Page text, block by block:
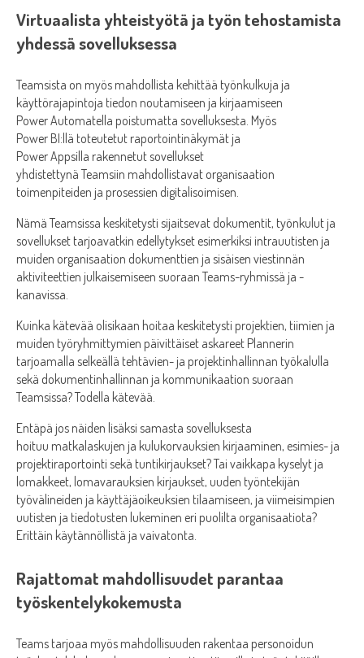
Virtuaalista yhteistyötä ja työn tehostamista
yhdessä sovelluksessa
Teamsista on myös mahdollista kehittää työnkulkuja ja
käyttörajapintoja tiedon noutamiseen ja kirjaamiseen
Power Automatella poistumatta sovelluksesta. Myös
Power BI:llä toteutetut raportointinäkymät ja
Power Appsilla rakennetut sovellukset
yhdistettynä Teamsiin mahdollistavat organisaation
toimenpiteiden ja prosessien digitalisoimisen.
Nämä Teamsissa keskitetysti sijaitsevat dokumentit, työnkulut ja
sovellukset tarjoavatkin edellytykset esimerkiksi intrauutisten ja
muiden organisaation dokumenttien ja sisäisen viestinnän
aktiviteettien julkaisemiseen suoraan Teams-ryhmissä ja -
kanavissa.
Kuinka kätevää olisikaan hoitaa keskitetysti projektien, tiimien ja
muiden työryhmittymien päivittäiset askareet Plannerin
tarjoamalla selkeällä tehtävien- ja projektinhallinnan työkalulla
sekä dokumentinhallinnan ja kommunikaation suoraan
Teamsissa? Todella kätevää.
Entäpä jos näiden lisäksi samasta sovelluksesta
hoituu matkalaskujen ja kulukorvauksien kirjaaminen, esimies- ja
projektiraportointi sekä tuntikirjaukset? Tai vaikkapa kyselyt ja
lomakkeet, lomavarauksien kirjaukset, uuden työntekijän
työvälineiden ja käyttäjäoikeuksien tilaamiseen, ja viimeisimpien
uutisten ja tiedotusten lukeminen eri puolilta organisaatiota?
Erittäin käytännöllistä ja vaivatonta.
Rajattomat mahdollisuudet parantaa
työskentelykokemusta
Teams tarjoaa myös mahdollisuuden rakentaa personoidun